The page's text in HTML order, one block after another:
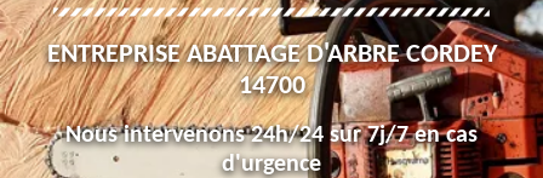
ENTREPRISE ABATTAGE D'ARBRE CORDEY
14700
Nous intervenons 24h/24 sur 7j/7 en cas
d'urgence